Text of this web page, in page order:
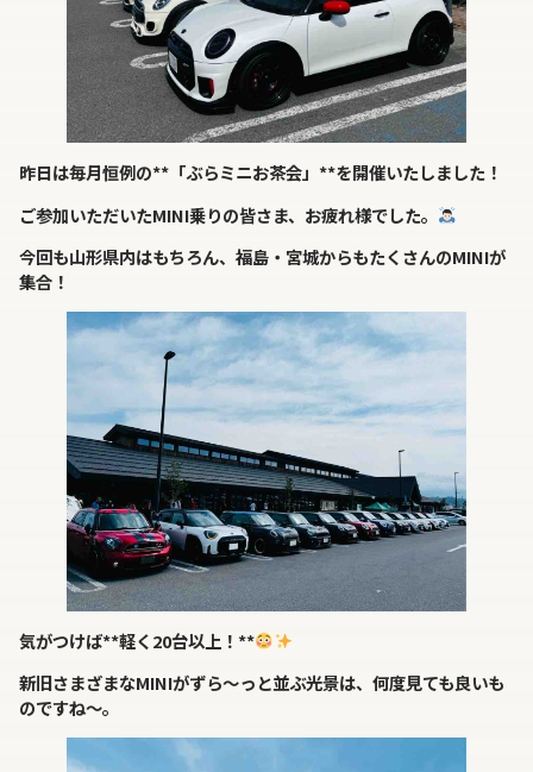
昨日は毎月恒例の**「ぶらミニお茶会」**を開催いたしました！
ご参加いただいたMINI乗りの皆さま、お疲れ様でした。
今回も山形県内はもちろん、福島・宮城からもたくさんのMINIが
集合！
気がつけば**軽く20台以上！**
新旧さまざまなMINIがずら～っと並ぶ光景は、何度見ても良いも
のですね～。